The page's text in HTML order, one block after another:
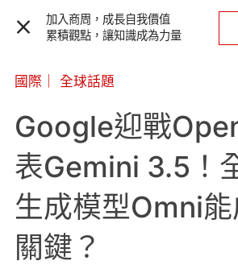
加入商周，成長自我價值
累積觀點，讓知識成為力量
國際 全球話題
Google迎戰
表Gemini 3.5！
生成模型Omni
關鍵？